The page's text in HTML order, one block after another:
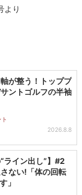
より
軸が整う！トッププ
ントゴルフの半袖
2026.8.8
“ライン出し”】#2
ない!「体の回転
」